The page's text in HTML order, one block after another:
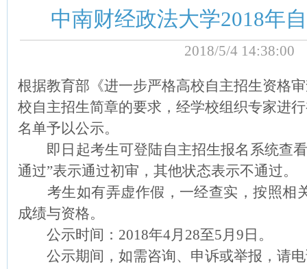
中南财经政法大学2018年
2018/5/4 14:38:00
根据教育部《进一步严格高校自主招生资格
校自主招生简章的要求，经学校组织专家进
名单予以公示。
即日起考生可登陆自主招生报名系统查看
通过”表示通过初审，其他状态表示不通过。
考生如有弄虚作假，一经查实，按照相
成绩与资格。
公示时间：2018年4月28至5月9日。
公示期间，如需咨询、申诉或举报，请电